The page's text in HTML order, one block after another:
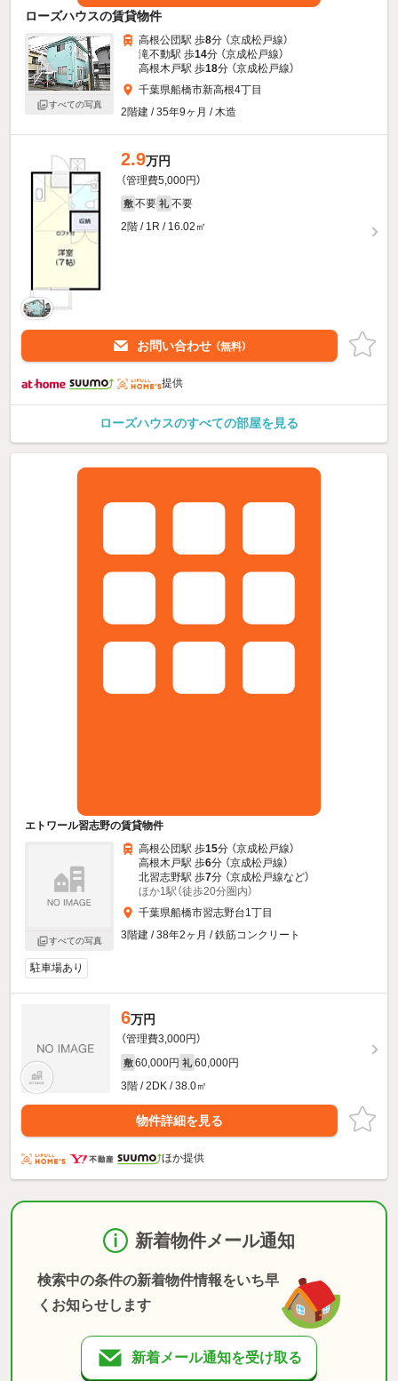
ローズハウスの賃貸物件
すべての写真
高根公団駅 歩8分 （京成松戸線）
滝不動駅 歩14分 （京成松戸線）
高根木戸駅 歩18分 （京成松戸線）
千葉県船橋市新高根4丁目
2階建 / 35年9ヶ月 / 木造
2.9万円
（管理費5,000円）
敷 不要 礼 不要
2階 / 1R / 16.02㎡
お問い合わせ （無料）
提供
ローズハウスのすべての部屋を見る
エトワール習志野の賃貸物件
すべての写真
高根公団駅 歩15分 （京成松戸線）
高根木戸駅 歩6分 （京成松戸線）
北習志野駅 歩7分 （京成松戸線など）
ほか1駅（徒歩20分圏内）
千葉県船橋市習志野台1丁目
3階建 / 38年2ヶ月 / 鉄筋コンクリート
駐車場あり
6万円
（管理費3,000円）
敷 60,000円 礼 60,000円
3階 / 2DK / 38.0㎡
物件詳細を見る
ほか提供
新着物件メール通知
検索中の条件の新着物件情報をいち早
くお知らせします
新着メール通知を受け取る